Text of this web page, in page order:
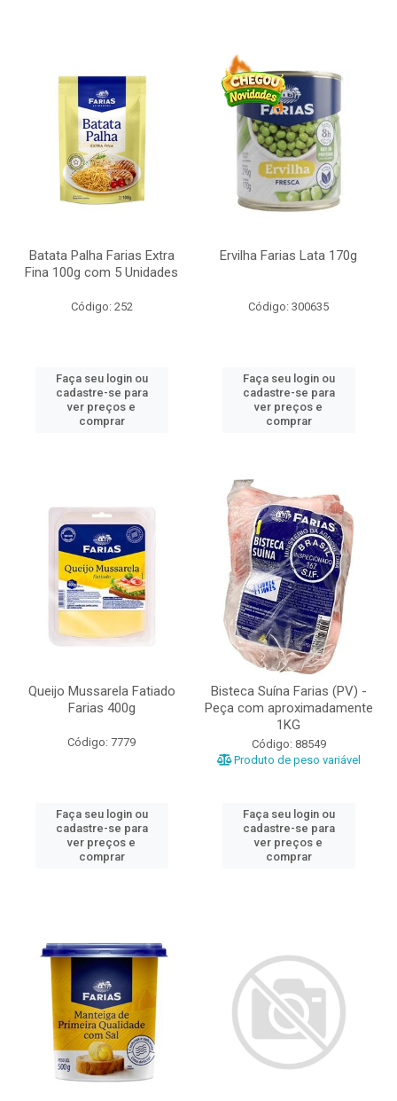
Batata Palha Farias Extra
Fina 100g com 5 Unidades
Código: 252
Faça seu login ou
cadastre-se para
ver preços e
comprar
Ervilha Farias Lata 170g
Código: 300635
Faça seu login ou
cadastre-se para
ver preços e
comprar
Queijo Mussarela Fatiado
Farias 400g
Código: 7779
Faça seu login ou
cadastre-se para
ver preços e
comprar
Bisteca Suína Farias (PV) -
Peça com aproximadamente
1KG
Código: 88549
Produto de peso variável
Faça seu login ou
cadastre-se para
ver preços e
comprar